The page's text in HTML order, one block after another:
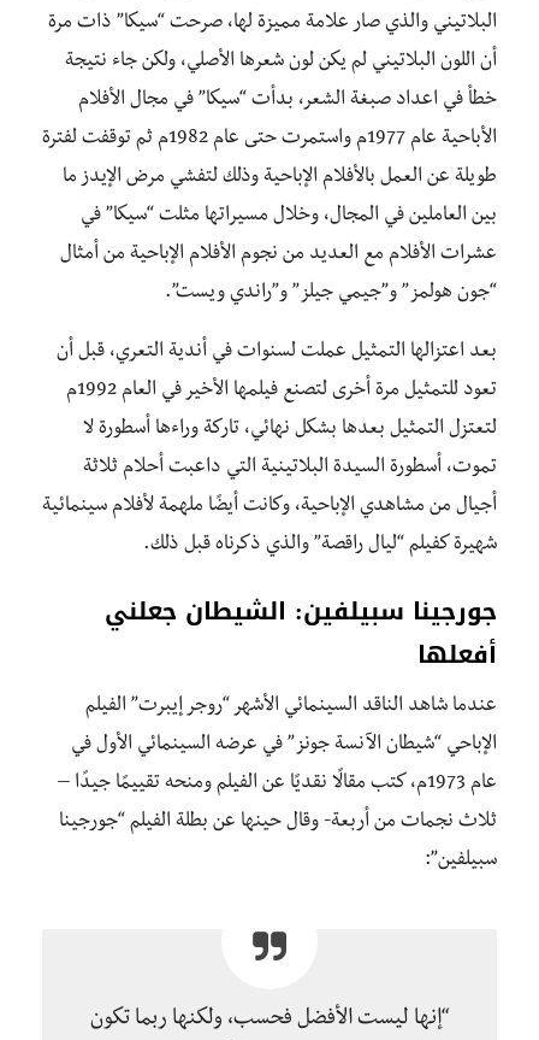
البلاتيني والذي صار علامة مميزة لها، صرحت “سيكا” ذات مرة
أن اللون البلاتيني لم يكن لون شعرها الأصلي، ولكن جاء نتيجة
خطأ في اعداد صبغة الشعر، بدأت “سيكا” في مجال الأفلام
الأباحية عام 1977م واستمرت حتى عام 1982م ثم توقفت لفترة
طويلة عن العمل بالأفلام الإباحية وذلك لتفشي مرض الإيدز ما
بين العاملين في المجال، وخلال مسيراتها مثلت “سيكا” في
عشرات الأفلام مع العديد من نجوم الأفلام الإباحية من أمثال
“جون هولمز” و”جيمي جيلز” و”راندي ويست”.
بعد اعتزالها التمثيل عملت لسنوات في أندية التعري، قبل أن
تعود للتمثيل مرة أخرى لتصنع فيلمها الأخير في العام 1992م
لتعتزل التمثيل بعدها بشكل نهائي، تاركة وراءها أسطورة لا
تموت، أسطورة السيدة البلاتينية التي داعبت أحلام ثلاثة
أجيال من مشاهدي الإباحية، وكانت أيضًا ملهمة لأفلام سينمائية
شهيرة كفيلم “ليال راقصة” والذي ذكرناه قبل ذلك.
جورجينا سبيلفين: الشيطان جعلني
أفعلها
عندما شاهد الناقد السينمائي الأشهر “روجر إيبرت” الفيلم
الإباحي “شيطان الآنسة جونز” في عرضه السينمائي الأول في
عام 1973م، كتب مقالًا نقديًا عن الفيلم ومنحه تقييمًا جيدًا –
ثلاث نجمات من أربعة- وقال حينها عن بطلة الفيلم “جورجينا
سبيلفين”:
“إنها ليست الأفضل فحسب، ولكنها ربما تكون